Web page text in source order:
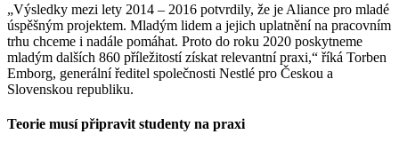
„Výsledky mezi lety 2014 – 2016 potvrdily, že je Aliance pro mladé
úspěšným projektem. Mladým lidem a jejich uplatnění na pracovním
trhu chceme i nadále pomáhat. Proto do roku 2020 poskytneme
mladým dalších 860 příležitostí získat relevantní praxi,“ říká Torben
Emborg, generální ředitel společnosti Nestlé pro Českou a
Slovenskou republiku.
Teorie musí připravit studenty na praxi